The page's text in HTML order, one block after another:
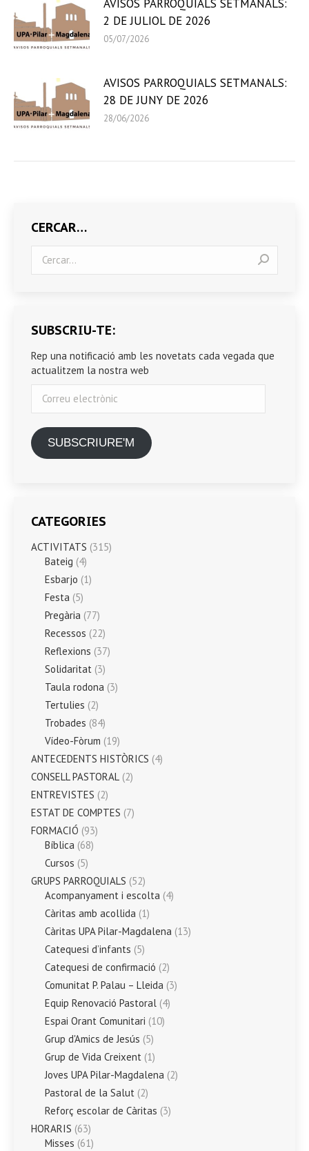
AVISOS PARROQUIALS SETMANALS:
2 DE JULIOL DE 2026
05/07/2026
AVISOS PARROQUIALS SETMANALS:
28 DE JUNY DE 2026
28/06/2026
CERCAR…
SUBSCRIU-TE:
Rep una notificació amb les novetats cada vegada que
actualitzem la nostra web
electrònic
SUBSCRIURE'M
CATEGORIES
ACTIVITATS (315)
Bateig (4)
Esbarjo (1)
Festa (5)
Pregària (77)
Recessos (22)
Reflexions (37)
Solidaritat (3)
Taula rodona (3)
Tertulies (2)
Trobades (84)
Vídeo-Fòrum (19)
ANTECEDENTS HISTÒRICS (4)
CONSELL PASTORAL (2)
ENTREVISTES (2)
ESTAT DE COMPTES (7)
FORMACIÓ (93)
Bíblica (68)
Cursos (5)
GRUPS PARROQUIALS (52)
Acompanyament i escolta (4)
Càritas amb acollida (1)
Càritas UPA Pilar-Magdalena (13)
Catequesi d’infants (5)
Catequesi de confirmació (2)
Comunitat P. Palau – Lleida (3)
Equip Renovació Pastoral (4)
Espai Orant Comunitari (10)
Grup d'Amics de Jesús (5)
Grup de Vida Creixent (1)
Joves UPA Pilar-Magdalena (2)
Pastoral de la Salut (2)
Reforç escolar de Càritas (3)
HORARIS (63)
Misses (61)